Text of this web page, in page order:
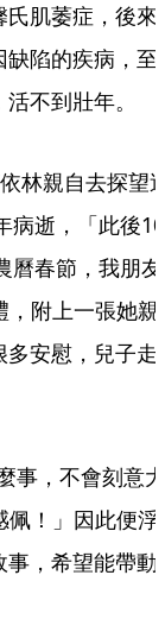
肌萎症，後來
陷的疾病，至
不到壯年。
林親自去探望
逝，「此後10
春節，我朋友
附上一張她親
安慰，兒子走
事，不會刻意大
！」因此便浮
，希望能帶動